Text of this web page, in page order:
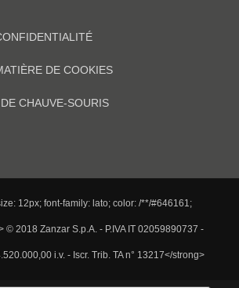
DE COOKIES
CHAUVE-SOURIS
12px; font-family: lato; color: /**/#646161;
© 2018 Zanzar S.p.A. - P.IVA IT 02059890737 -
i.v. - Iscr. Trib. TA n° 13217</strong>